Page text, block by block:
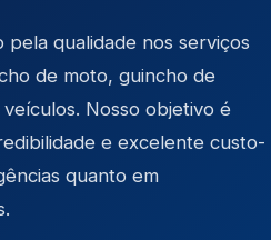
pela qualidade nos serviços
de moto, guincho de
. Nosso objetivo é
e excelente custo-
quanto em